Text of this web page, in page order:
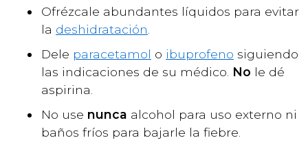
Ofrézcale abundantes líquidos para evitar
la deshidratación
Dele paracetamol o ibuprofeno siguiendo
las indicaciones de su médico. No le dé
aspirina.
No use nunca alcohol para uso externo ni
baños fríos para bajarle la fiebre.